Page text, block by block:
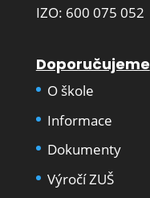
IZO: 600 075 052
Doporučujeme
O škole
Informace
Dokumenty
Výročí ZUŠ